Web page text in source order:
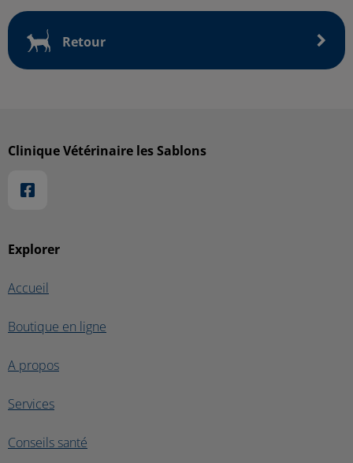
Retour
Explorer
Accueil
Boutique en ligne
A propos
Services
Conseils santé
Clinique Vétérinaire les Sablons